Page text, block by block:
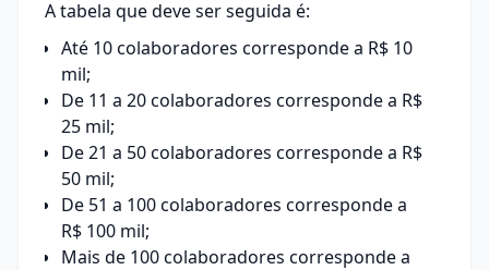
A tabela que deve ser seguida é:
Até 10 colaboradores corresponde a R$ 10
mil;
De 11 a 20 colaboradores corresponde a R$
25 mil;
De 21 a 50 colaboradores corresponde a R$
50 mil;
De 51 a 100 colaboradores corresponde a
R$ 100 mil;
Mais de 100 colaboradores corresponde a